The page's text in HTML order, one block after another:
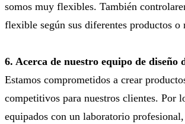
somos muy flexibles. También
flexible según sus diferentes productos o
6. Acerca de nuestro equipo de diseño
Estamos comprometidos a crear
competitivos para nuestros clientes. Por
equipados con un laboratorio